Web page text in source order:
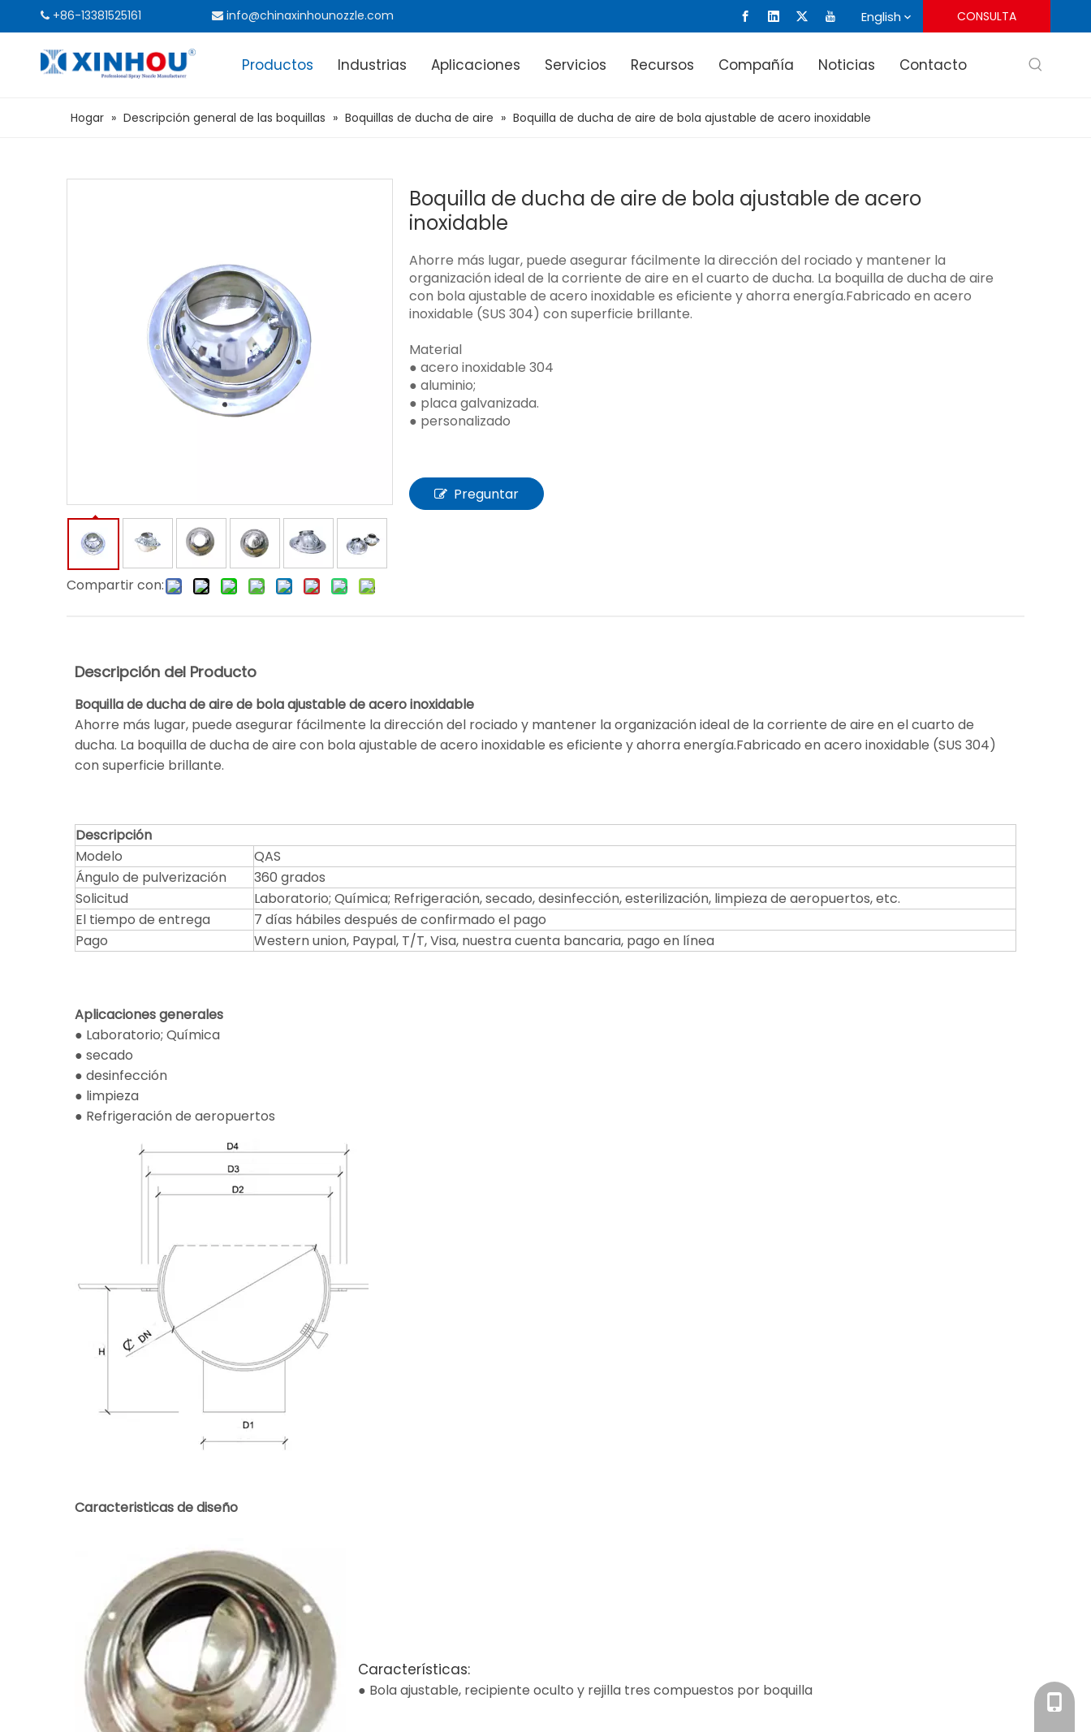
 +86-13381525161  info@chinaxinhounozzle.com English CONSULTA
Productos Industrias Aplicaciones Servicios Recursos Compañía Noticias Contacto
Hogar » Descripción general de las boquillas » Boquillas de ducha de aire » Boquilla de ducha de aire de bola ajustable de acero inoxidable
Compartir con:
Boquilla de ducha de aire de bola ajustable de acero
inoxidable
Ahorre más lugar, puede asegurar fácilmente la dirección del rociado y mantener la
organización ideal de la corriente de aire en el cuarto de ducha. La boquilla de ducha de aire
con bola ajustable de acero inoxidable es eficiente y ahorra energía.Fabricado en acero
inoxidable (SUS 304) con superficie brillante.
Material
● acero inoxidable 304
● aluminio;
● placa galvanizada.
● personalizado
Preguntar
Descripción del Producto
Boquilla de ducha de aire de bola ajustable de acero inoxidable
Ahorre más lugar, puede asegurar fácilmente la dirección del rociado y mantener la organización ideal de la corriente de aire en el cuarto de
ducha. La boquilla de ducha de aire con bola ajustable de acero inoxidable es eficiente y ahorra energía.Fabricado en acero inoxidable (SUS 304)
con superficie brillante.
Descripción
Modelo
QAS
Ángulo de pulverización
360 grados
Solicitud
Laboratorio; Química; Refrigeración, secado, desinfección, esterilización, limpieza de aeropuertos, etc.
El tiempo de entrega
7 días hábiles después de confirmado el pago
Pago
Western union, Paypal, T/T, Visa, nuestra cuenta bancaria, pago en línea
Aplicaciones generales
● Laboratorio; Química
● secado
● desinfección
● limpieza
● Refrigeración de aeropuertos
Caracteristicas de diseño
Características:
● Bola ajustable, recipiente oculto y rejilla tres compuestos por boquilla
Sra.